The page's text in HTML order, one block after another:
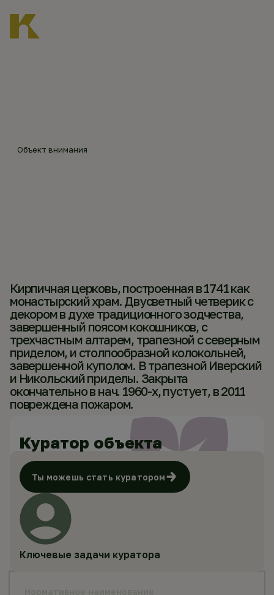
Объект внимания
Кирпичная церковь, построенная в 1741 как
монастырский храм. Двусветный четверик с
декором в духе традиционного зодчества,
завершенный поясом кокошников, с
трехчастным алтарем, трапезной с северным
приделом, и столпообразной колокольней,
завершенной куполом. В трапезной Иверский
и Никольский приделы. Закрыта
окончательно в нач. 1960-х, пустует, в 2011
повреждена пожаром.
Куратор объекта
Ты можешь стать куратором
Ключевые задачи куратора